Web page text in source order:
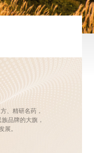
、精研名药，
品牌的大旗，
展。